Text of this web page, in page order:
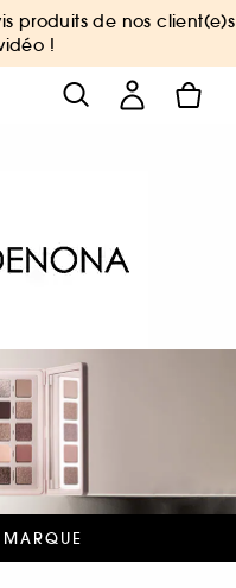
produits de nos client(e)s
!